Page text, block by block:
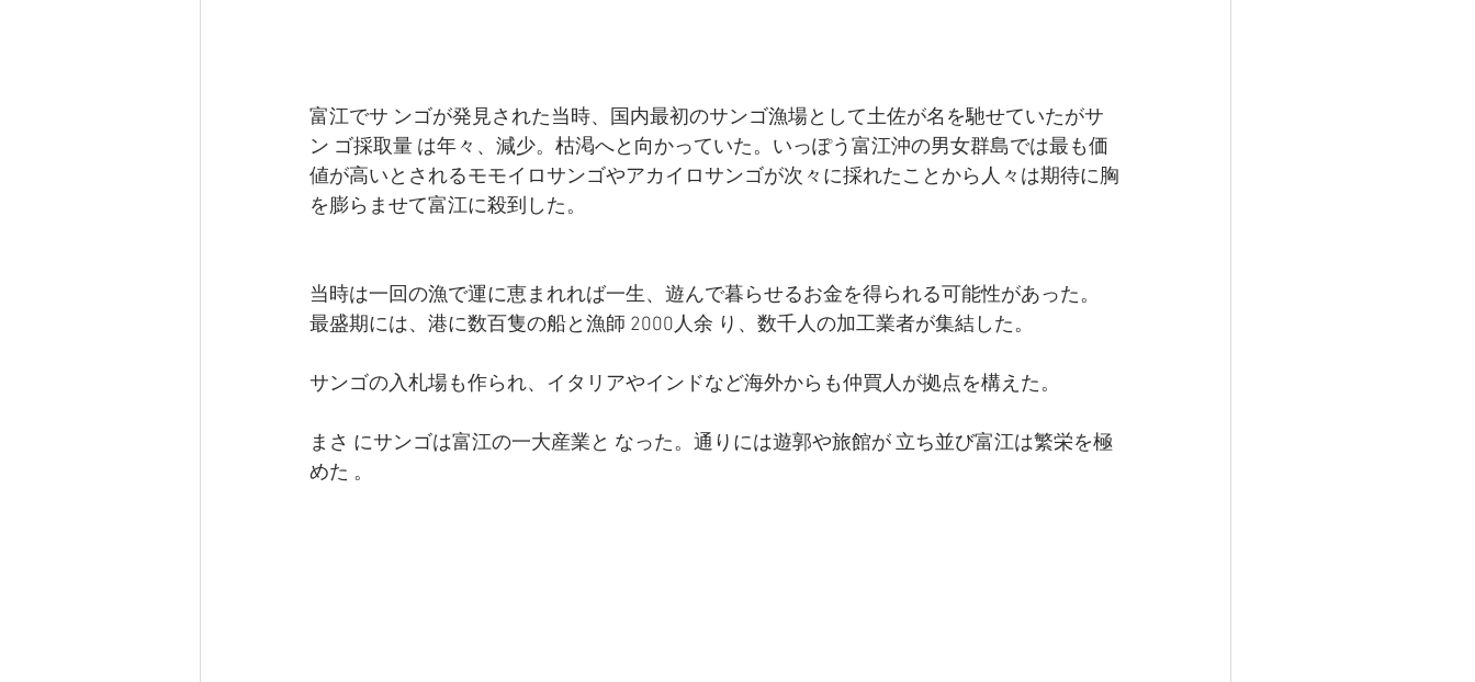
富江でサ ンゴが発見された当時、国内最初のサンゴ漁場として土佐が名を馳せていたがサ
ン ゴ採取量 は年々、減少。枯渇へと向かっていた。いっぽう富江沖の男女群島では最も価
値が高いとされるモモイロサンゴやアカイロサンゴが次々に採れたことから人々は期待に胸
を膨らませて富江に殺到した。
当時は一回の漁で運に恵まれれば一生、遊んで暮らせるお金を得られる可能性があった。
最盛期には、港に数百隻の船と漁師 2000人余 り、数千人の加工業者が集結した。
サンゴの入札場も作られ、イタリアやインドなど海外からも仲買人が拠点を構えた。
まさ にサンゴは富江の一大産業と なった。通りには遊郭や旅館が 立ち並び富江は繁栄を極
めた 。